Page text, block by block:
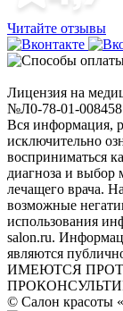
Читайте отзывы
Лицензия на
№Л0-78-01-008458
Вся информация,
исключительно
восприниматься
диагноза и выбор
лечащего врача.
возможные
использования
salon.ru.
являются
ИМЕЮТСЯ
© Салон красоты